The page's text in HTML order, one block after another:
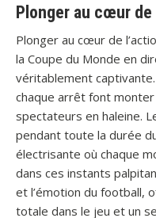
Plonger au cœur de
Plonger au cœur de
la Coupe du Monde en
véritablement
chaque arrêt font monter
spectateurs en haleine.
pendant toute la durée
électrisante où chaque
dans ces instants
et l’émotion du football,
totale dans le jeu et un